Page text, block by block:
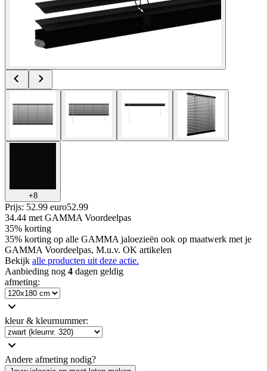
+8
Prijs: 52.99 euro52.99
34.44 met GAMMA Voordeelpas
35% korting
35% korting op alle GAMMA jaloezieën ook op maatwerk met je
GAMMA Voordeelpas, M.u.v. OK artikelen
Bekijk alle producten uit deze actie.
Aanbieding nog 4 dagen geldig
afmeting:
kleur & kleurnummer:
Andere afmeting nodig?